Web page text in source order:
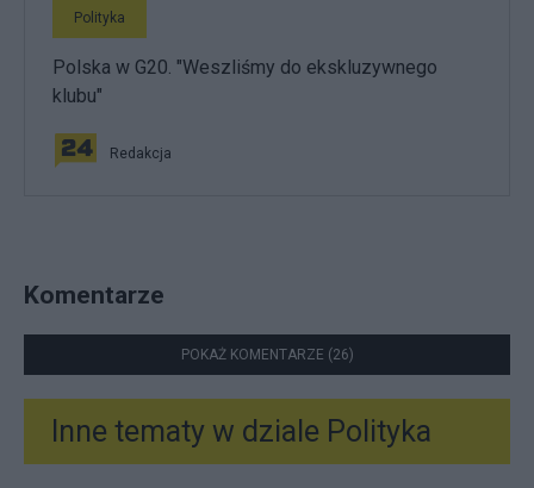
Polityka
Polska w G20. "Weszliśmy do ekskluzywnego
klubu"
Redakcja
Komentarze
POKAŻ KOMENTARZE (26)
Inne tematy w dziale Polityka